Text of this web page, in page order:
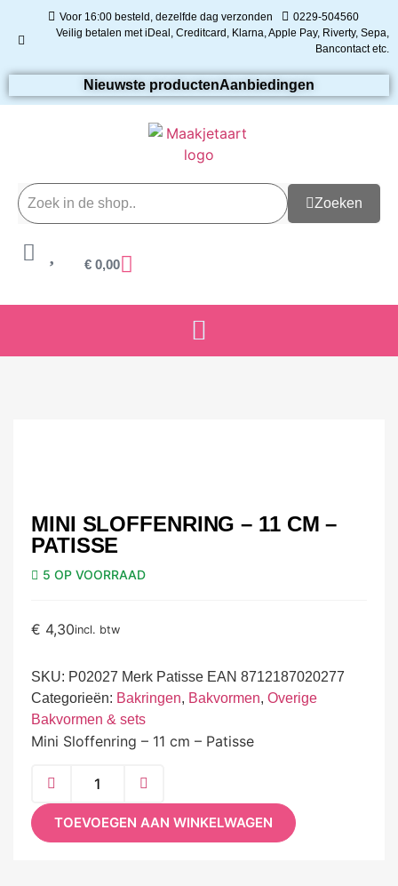
Voor 16:00 besteld, dezelfde dag verzonden
0229-504560
Veilig betalen met iDeal, Creditcard, Klarna, Apple Pay, Riverty, Sepa,
Bancontact etc.
Nieuwste productenAanbiedingen
Zoeken
€ 0,00
MINI SLOFFENRING – 11 CM –
PATISSE
5 OP VOORRAAD
€ 4,30incl. btw
SKU: P02027 Merk Patisse EAN 8712187020277
Categorieën: Bakringen, Bakvormen, Overige
Bakvormen & sets
Mini Sloffenring – 11 cm – Patisse
TOEVOEGEN AAN WINKELWAGEN